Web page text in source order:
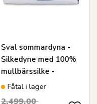
Sval sommardyna -
Silkedyne med 100%
mullbärssilke -
140x220 cm - Nordic
Fåtal i lager
2.499,00